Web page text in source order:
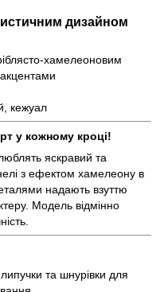
дизайном
хамелеоновим
кежуал
у кожному кроці!
люблять яскравий та
з ефектом хамелеону в
надають взуттю
Модель відмінно
та шнурівки для